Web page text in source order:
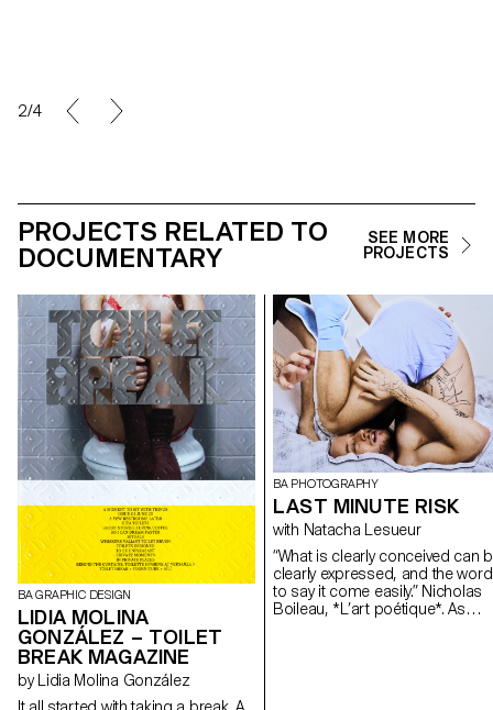
2/4
PROJECTS RELATED TO
DOCUMENTARY
SEE MORE
PROJECTS
BA GRAPHIC DESIGN
LIDIA MOLINA
GONZÁLEZ – TOILET
BREAK MAGAZINE
by Lidia Molina González
BA PHOTOGRAPHY
LAST MINUTE RISK
with Natacha Lesueur
“What is clearly conceived can
clearly expressed, and the
to say it come easily.” Nicholas
Boileau, *L’art poétique*. As